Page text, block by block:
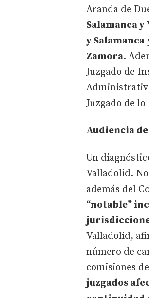
Aranda de
Salamanca
y Salamanca
Zamora.
Juzgado de
Juzgado de
Audiencia
Un
Valladolid.
además del
“notable”
Valladolid,
número de
comisiones
juzgados